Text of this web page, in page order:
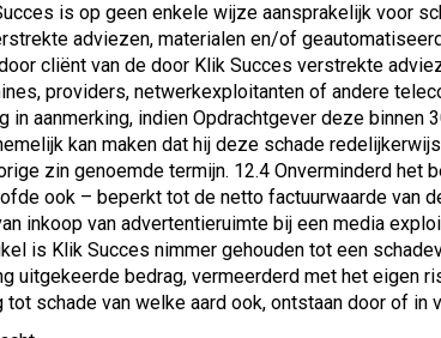
is op geen enkele wijze aansprakelijk voor
adviezen, materialen en/of
cliënt van de door Klik Succes verstrekte
providers, netwerkexploitanten of andere
in aanmerking, indien Opdrachtgever deze
kan maken dat hij deze schade
zin genoemde termijn. 12.4 Onverminderd
ook – beperkt tot de netto factuurwaarde van
inkoop van advertentieruimte bij een media
is Klik Succes nimmer gehouden tot een
uitgekeerde bedrag, vermeerderd met het eigen
tot schade van welke aard ook, ontstaan door of